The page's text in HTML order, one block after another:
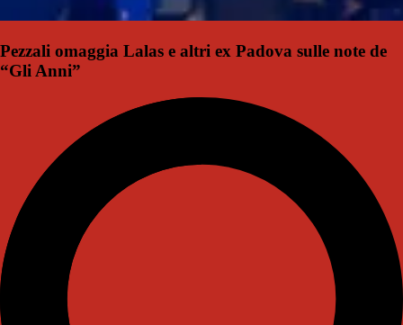
Pezzali omaggia Lalas e altri ex Padova sulle note de
“Gli Anni”